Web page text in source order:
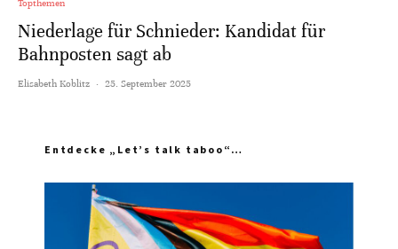
Topthemen
Niederlage für Schnieder: Kandidat für
Bahnposten sagt ab
Elisabeth Koblitz · 25. September 2025
Entdecke „Let’s talk taboo“…